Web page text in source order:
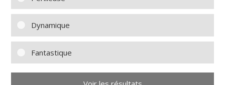
Dynamique
Fantastique